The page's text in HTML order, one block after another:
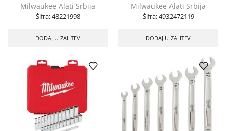
Milwaukee Alati Srbija
Šifra:48221998
DODAJ U ZAHTEV
Milwaukee Alati Srbija
Šifra:4932472119
DODAJ U ZAHTEV